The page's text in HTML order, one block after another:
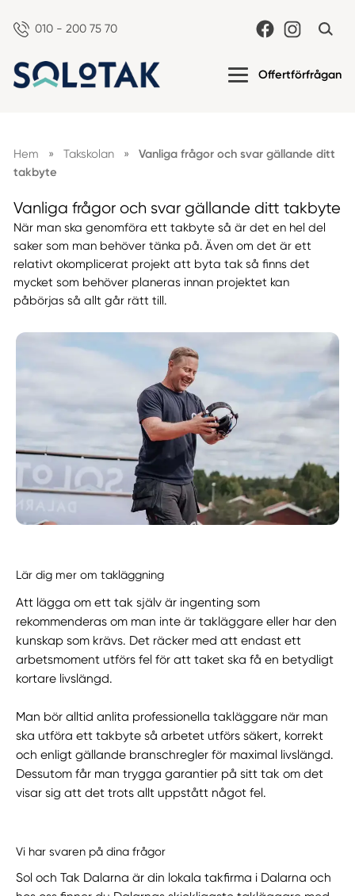
010 - 200 75 70
Offertförfrågan
Hem » Takskolan »
Vanliga frågor och svar gällande ditt
takbyte
Vanliga frågor och svar gällande ditt takbyte
När man ska genomföra ett takbyte så är det en hel del
saker som man behöver tänka på. Även om det är ett
relativt okomplicerat projekt att byta tak så finns det
mycket som behöver planeras innan projektet kan
påbörjas så allt går rätt till.
Lär dig mer om takläggning
Att lägga om ett tak själv är ingenting som
rekommenderas om man inte är takläggare eller har den
kunskap som krävs. Det räcker med att endast ett
arbetsmoment utförs fel för att taket ska få en betydligt
kortare livslängd.
Man bör alltid anlita professionella takläggare när man
ska utföra ett takbyte så arbetet utförs säkert, korrekt
och enligt gällande branschregler för maximal livslängd.
Dessutom får man trygga garantier på sitt tak om det
visar sig att det trots allt uppstått något fel.
Vi har svaren på dina frågor
Sol och Tak Dalarna är din lokala takfirma i Dalarna och